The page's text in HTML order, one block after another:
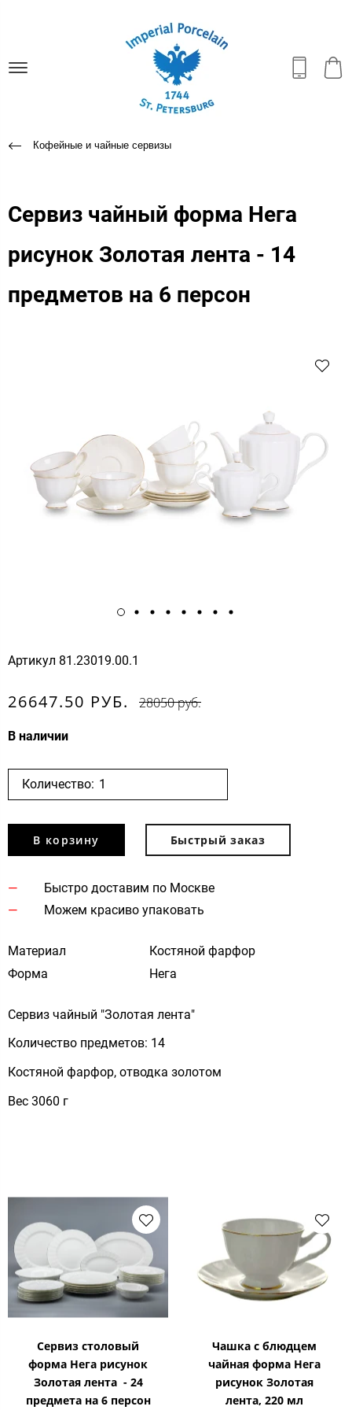
Кофейные и чайные сервизы
Сервиз чайный форма Нега
рисунок Золотая лента - 14
предметов на 6 персон
Артикул 81.23019.00.1
26647.50 РУБ. 28050 руб.
В наличии
Количество:
В корзину Быстрый заказ
Быстро доставим по Москве
Можем красиво упаковать
Материал
Костяной фарфор
Форма
Нега
Сервиз чайный "Золотая лента"
Количество предметов: 14
Костяной фарфор, отводка золотом
Вес 3060 г
Сервиз столовый
форма Нега рисунок
Золотая лента - 24
предмета на 6 персон
Чашка с блюдцем
чайная форма Нега
рисунок Золотая
лента, 220 мл